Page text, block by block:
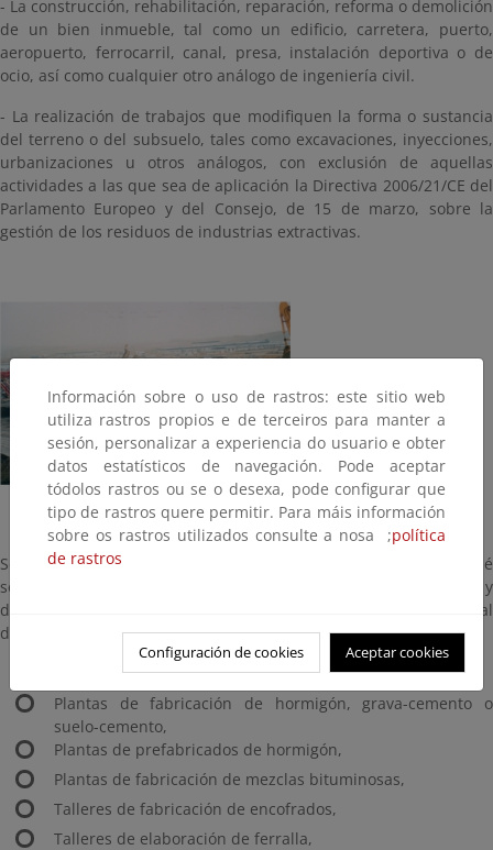
- La construcción, rehabilitación, reparación, reforma o demolición
de un bien inmueble, tal como un edificio, carretera, puerto,
aeropuerto, ferrocarril, canal, presa, instalación deportiva o de
ocio, así como cualquier otro análogo de ingeniería civil.
- La realización de trabajos que modifiquen la forma o sustancia
del terreno o del subsuelo, tales como excavaciones, inyecciones,
urbanizaciones u otros análogos, con exclusión de aquellas
actividades a las que sea de aplicación la Directiva 2006/21/CE del
Parlamento Europeo y del Consejo, de 15 de marzo, sobre la
gestión de los residuos de industrias extractivas.
Se considera parte integrante de la obra toda instalación que dé
servicio exclusivo a la misma, y en la medida en que su montaje y
desmontaje tenga lugar durante la ejecución de la obra o al final
de la misma, tales como:
Plantas de machaqueo,
Plantas de fabricación de hormigón, grava-cemento o
suelo-cemento,
Plantas de prefabricados de hormigón,
Plantas de fabricación de mezclas bituminosas,
Talleres de fabricación de encofrados,
Talleres de elaboración de ferralla,
Información sobre o uso de rastros: este sitio web
utiliza rastros propios e de terceiros para manter a
sesión, personalizar a experiencia do usuario e obter
datos estatísticos de navegación. Pode aceptar
tódolos rastros ou se o desexa, pode configurar que
tipo de rastros quere permitir. Para máis información
sobre os rastros utilizados consulte a nosa ;política
de rastros
Configuración de cookies Aceptar cookies